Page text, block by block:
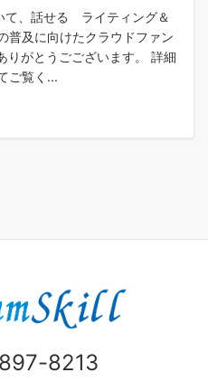
、話せる ライティング＆
普及に向けたクラウドファン
りがとうごございます。 詳細
ご覧く...
8213